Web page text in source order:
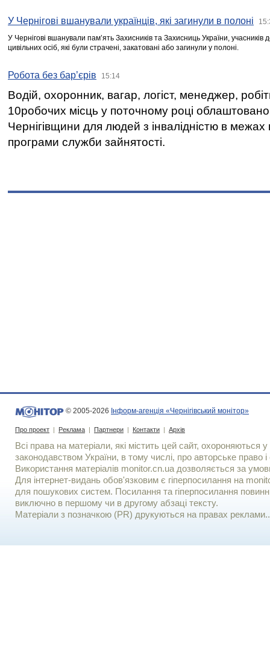
У Чернігові вшанували українців, які загинули в полоні
У Чернігові вшанували пам’ять Захисників та Захисниць України,
цивільних осіб, які були страчені, закатовані або загинули у полоні.
Робота без бар’єрів 15:14
Водій, охоронник, вагар, логіст, менеджер,
10робочих місць у поточному році
Чернігівщини для людей з інвалідністю в межах
програми служби зайнятості.
© 2005-2026 Інформ-агенція «Чернігівський монітор»
Про проект | Реклама | Партнери | Контакти | Архів
Всі права на матеріали, які містить цей сайт, охороняються у
законодавством України, в тому числі, про авторське право і
Використання матерiалiв monitor.cn.ua дозволяється за
Для iнтернет-видань обов'язковим є гiперпосилання на
для пошукових систем. Посилання та гіперпосилання
виключно в першому чи в другому абзаці тексту.
Матеріали з позначкою (PR) друкуються на правах реклами..